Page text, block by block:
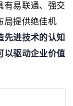
有易联通、强交
局提供绝佳机
先进技术的认知
以驱动企业价值